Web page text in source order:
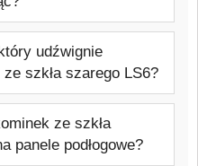
do
grzewczych i
ze szkła
bardziej
niż zwykłe szkło,
w wyniku
lub punktowego
udźwignie
szkła szarego LS6?
płyty.
ze szkła
tak,
ze szkła
panele podłogowe?